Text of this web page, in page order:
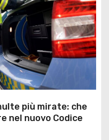
più mirate: che
nel nuovo Codice